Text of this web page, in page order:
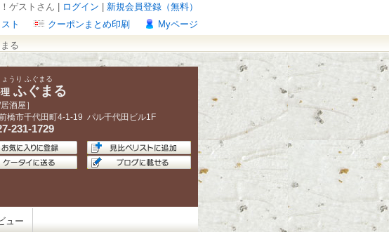
新規会員登録（無料）
ログイン
ゲストさん |
Myページ
クーポンまとめ印刷
ト
る
ょうり ふぐまる
ふぐまる
酒屋］
橋市千代田町4-1-19 パル千代田ビル1F
231-1729
ュー